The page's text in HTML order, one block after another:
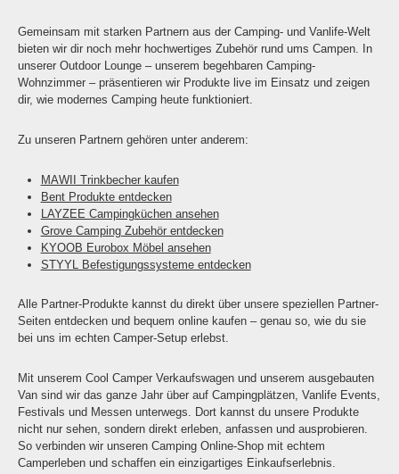
Gemeinsam mit starken Partnern aus der Camping- und Vanlife-Welt
bieten wir dir noch mehr hochwertiges Zubehör rund ums Campen. In
unserer Outdoor Lounge – unserem begehbaren Camping-
Wohnzimmer – präsentieren wir Produkte live im Einsatz und zeigen
dir, wie modernes Camping heute funktioniert.
Zu unseren Partnern gehören unter anderem:
MAWII Trinkbecher kaufen
Bent Produkte entdecken
LAYZEE Campingküchen ansehen
Grove Camping Zubehör entdecken
KYOOB Eurobox Möbel ansehen
STYYL Befestigungssysteme entdecken
Alle Partner-Produkte kannst du direkt über unsere speziellen Partner-
Seiten entdecken und bequem online kaufen – genau so, wie du sie
bei uns im echten Camper-Setup erlebst.
Mit unserem Cool Camper Verkaufswagen und unserem ausgebauten
Van sind wir das ganze Jahr über auf Campingplätzen, Vanlife Events,
Festivals und Messen unterwegs. Dort kannst du unsere Produkte
nicht nur sehen, sondern direkt erleben, anfassen und ausprobieren.
So verbinden wir unseren Camping Online-Shop mit echtem
Camperleben und schaffen ein einzigartiges Einkaufserlebnis.